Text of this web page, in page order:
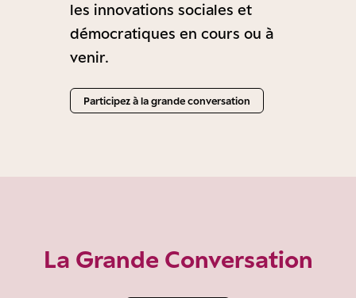
les innovations sociales et
démocratiques en cours ou à
venir.
Participez à la grande conversation
La Grande Conversation